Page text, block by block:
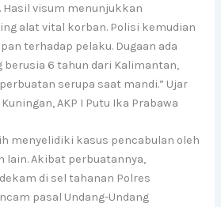
Hasil visum menunjukkan
alat vital korban. Polisi kemudian
terhadap pelaku. Dugaan ada
berusia 6 tahun dari Kalimantan,
serupa saat mandi.” Ujar
AKP I Putu Ika Prabawa
menyelidiki kasus pencabulan oleh
lain. Akibat perbuatannya,
di sel tahanan Polres
pasal Undang-Undang